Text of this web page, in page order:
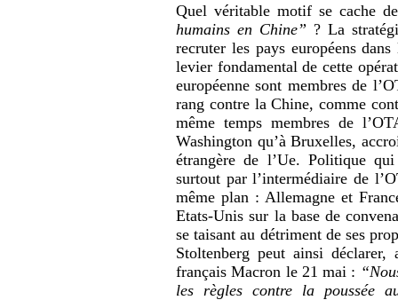
Quel véritable motif se cache
humains en Chine” ? La
recruter les pays européens
levier fondamental de cette
européenne sont membres de
rang contre la Chine, comme
même temps membres de
Washington qu’à Bruxelles,
étrangère de l’Ue. Politique
surtout par l’intermédiaire de
même plan : Allemagne et
Etats-Unis sur la base de
se taisant au détriment de ses
Stoltenberg peut ainsi
français Macron le 21 mai :
les règles contre la poussée